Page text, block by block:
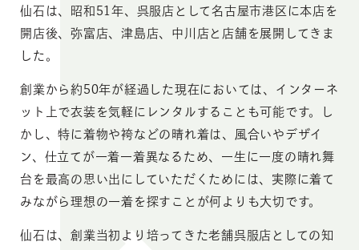
仙石は、昭和51年、呉服店として名古屋市港区に本店を
開店後、弥富店、津島店、中川店と店舗を展開してきま
した。
創業から約50年が経過した現在においては、インターネ
ット上で衣装を気軽にレンタルすることも可能です。し
かし、特に着物や袴などの晴れ着は、風合いやデザイ
ン、仕立てが一着一着異なるため、一生に一度の晴れ舞
台を最高の思い出にしていただくためには、実際に着て
みながら理想の一着を探すことが何よりも大切です。
仙石は、創業当初より培ってきた老舗呉服店としての知